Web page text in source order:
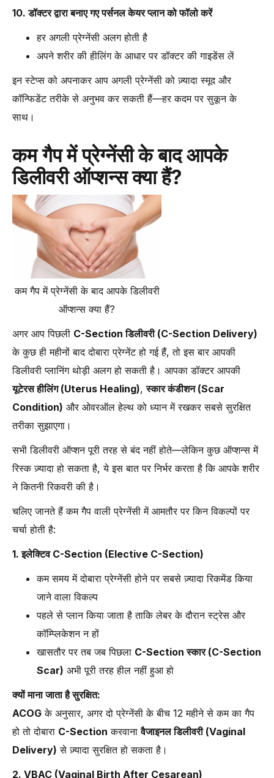
10. डॉक्टर द्वारा बनाए गए पर्सनल केयर प्लान को फॉलो करें
हर अगली प्रेग्नेंसी अलग होती है
अपने शरीर की हीलिंग के आधार पर डॉक्टर की गाइडेंस लें
इन स्टेप्स को अपनाकर आप अगली प्रेग्नेंसी को ज़्यादा स्मूद और
कॉन्फिडेंट तरीके से अनुभव कर सकती हैं—हर कदम पर सुकून के
साथ।
कम गैप में प्रेग्नेंसी के बाद आपके
डिलीवरी ऑप्शन्स क्या हैं?
कम गैप में प्रेग्नेंसी के बाद आपके डिलीवरी
ऑप्शन्स क्या हैं?
अगर आप पिछली C-Section डिलीवरी (C-Section Delivery)
के कुछ ही महीनों बाद दोबारा प्रेग्नेंट हो गई हैं, तो इस बार आपकी
डिलीवरी प्लानिंग थोड़ी अलग हो सकती है। आपका डॉक्टर आपकी
यूटेरस हीलिंग (Uterus Healing),स्कार कंडीशन (Scar
Condition) और ओवरऑल हेल्थ को ध्यान में रखकर सबसे सुरक्षित
तरीका सुझाएगा।
सभी डिलीवरी ऑप्शन पूरी तरह से बंद नहीं होते—लेकिन कुछ ऑप्शन्स में
रिस्क ज़्यादा हो सकता है, ये इस बात पर निर्भर करता है कि आपके शरीर
ने कितनी रिकवरी की है।
चलिए जानते हैं कम गैप वाली प्रेग्नेंसी में आमतौर पर किन विकल्पों पर
चर्चा होती है:
1. इलेक्टिव C-Section (Elective C-Section)
कम समय में दोबारा प्रेग्नेंसी होने पर सबसे ज़्यादा रिकमेंड किया
जाने वाला विकल्प
पहले से प्लान किया जाता है ताकि लेबर के दौरान स्ट्रेस और
कॉम्प्लिकेशन न हों
खासतौर पर तब जब पिछला C-Section स्कार (C-Section
Scar) अभी पूरी तरह हील नहीं हुआ हो
क्यों माना जाता है सुरक्षित:
ACOG के अनुसार, अगर दो प्रेग्नेंसी के बीच 12 महीने से कम का गैप
हो तो दोबारा C-Section करवानावैजाइनल डिलीवरी (Vaginal
Delivery) से ज़्यादा सुरक्षित हो सकता है।
2. VBAC (Vaginal Birth After Cesarean)